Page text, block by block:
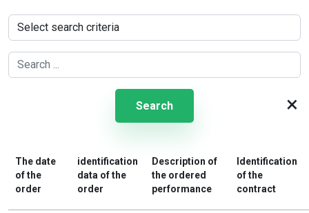
Search ×
The date
of the
order
identification
data of the
order
Description of
the ordered
performance
Identification
of the
contract